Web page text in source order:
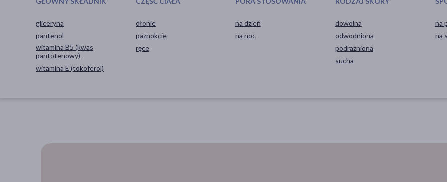
gliceryna
pantenol
witamina B5 (kwas
pantotenowy)
witamina E (tokoferol)
dłonie
paznokcie
ręce
na dzień
na noc
dowolna
odwodniona
podrażniona
sucha
na
na